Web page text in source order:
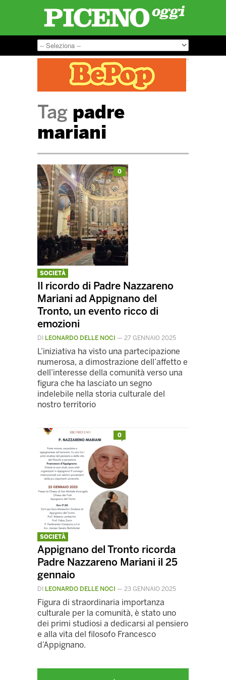
Tag padre
mariani
0
SOCIETÀ
Il ricordo di Padre Nazzareno
Mariani ad Appignano del
Tronto, un evento ricco di
emozioni
DI LEONARDO DELLE NOCI — 27 GENNAIO 2025
L’iniziativa ha visto una partecipazione
numerosa, a dimostrazione dell’affetto e
dell’interesse della comunità verso una
figura che ha lasciato un segno
indelebile nella storia culturale del
nostro territorio
0
SOCIETÀ
Appignano del Tronto ricorda
Padre Nazzareno Mariani il 25
gennaio
DI LEONARDO DELLE NOCI — 23 GENNAIO 2025
Figura di straordinaria importanza
culturale per la comunità, è stato uno
dei primi studiosi a dedicarsi al pensiero
e alla vita del filosofo Francesco
d’Appignano.